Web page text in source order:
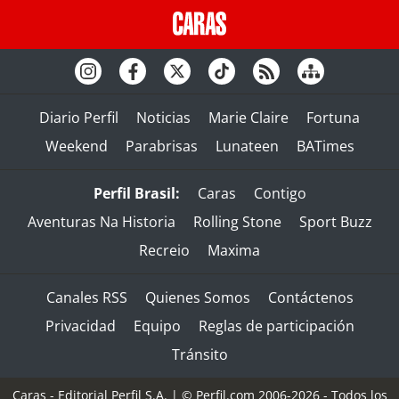
Diario Perfil Noticias Marie Claire
Fortuna
Weekend
Parabrisas Lunateen BATimes
Perfil Brasil: Caras
Contigo
Aventuras Na Historia
Rolling Stone
Sport Buzz
Recreio
Maxima
Canales RSS Quienes Somos
Contáctenos
Privacidad
Equipo
Reglas de participación
Tránsito
Caras - Editorial Perfil S.A. | © Perfil.com 2006-2026 - Todos los